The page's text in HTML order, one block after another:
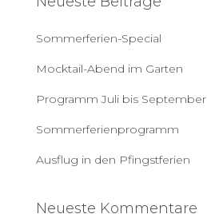
n
c
:
Sommerferien-Special
Mocktail-Abend im Garten
Programm Juli bis September
Sommerferienprogramm
Ausflug in den Pfingstferien
Neueste Kommentare